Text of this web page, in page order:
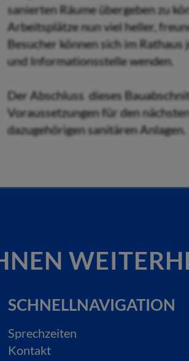
sanierten Räume übergeben zu
Arbeitsplätze nun viel heller,
Besucher können sich im
und Informationsstelle wenden.
Der Abschluss dieses
Voraussetzungen für den
dazugehörigen sanitären Anlagen.
SCHNELLNAVIGATION
Sprechzeiten
Kontakt